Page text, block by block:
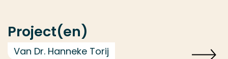
Project(en)
Van Dr. Hanneke Torij